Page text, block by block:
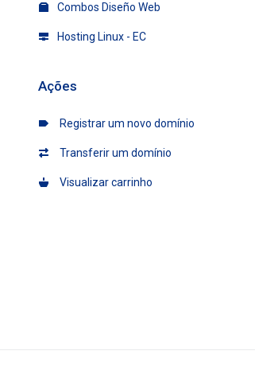
Combos Diseño Web
Hosting Linux - EC
Ações
Registrar um novo domínio
Transferir um domínio
Visualizar carrinho